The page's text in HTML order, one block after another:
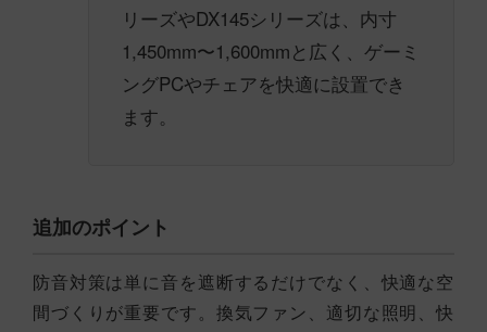
リーズやDX145シリーズは、内寸
1,450mm〜1,600mmと広く、ゲーミ
ングPCやチェアを快適に設置でき
ます。
追加のポイント
防音対策は単に音を遮断するだけでなく、快適な空
間づくりが重要です。換気ファン、適切な照明、快